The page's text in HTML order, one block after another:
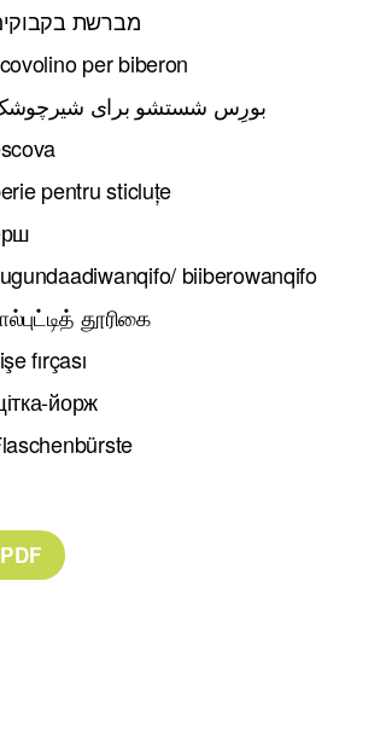
מברשת
per biberon
بورِس شستشو برای
pentru sticluțe
biiberowanqifo
தூரிகை
fırçası
йорж